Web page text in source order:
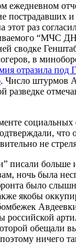
ежедневном
пострадавших
раз
“МЧС
сводке
в
отразила под
. Число штурмов
разведке
социальных
что
не
писали больше
ночь была
было
якобы
российской
обещали
ничего